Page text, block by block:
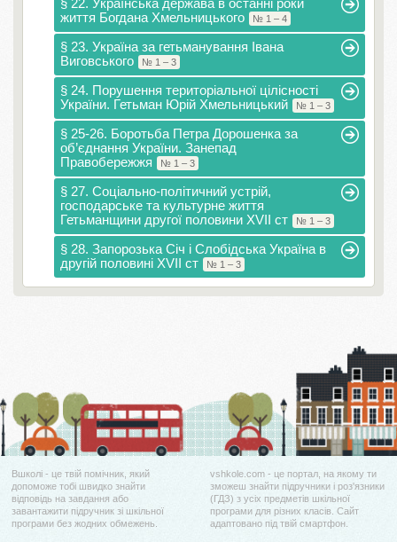
§ 22. Українська держава в останні роки
життя Богдана Хмельницького
№ 1 – 4
§ 23. Україна за гетьманування Івана
Виговського
№ 1 – 3
§ 24. Порушення територіальної цілісності
України. Гетьман Юрій Хмельницький
№ 1 – 3
§ 25-26. Боротьба Петра Дорошенка за
об’єднання України. Занепад
Правобережжя
№ 1 – 3
§ 27. Соціально-політичний устрій,
господарське та культурне життя
Гетьманщини другої половини XVII ст
№ 1 – 3
§ 28. Запорозька Січ і Слобідська Україна в
другій половині XVII ст
№ 1 – 3
Вшколі - це твій помічник, який
допоможе тобі швидко знайти
відповідь на завдання або
завантажити підручник зі шкільної
програми без жодних обмежень.
vshkole.com - це портал, на якому ти
зможеш знайти підручники і роз'язники
(ГДЗ) з усіх предметів шкільної
програми для різних класів. Сайт
адаптовано під твій смартфон.